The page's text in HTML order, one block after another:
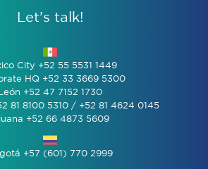
Let’s talk!
City +52 55 5531 1449
HQ +52 33 3669 5300
León +52 47 7152 1730
81 8100 5310 / +52 81 4624 0145
+52 66 4873 5609
+57 (601) 770 2999